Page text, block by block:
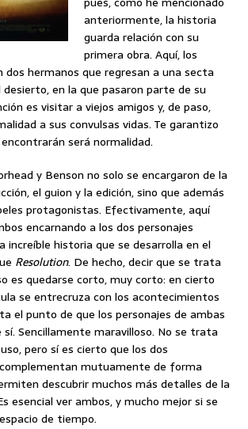
anteriormente, la historia
guarda relación con su
primera obra. Aquí, los
hermanos que regresan a una secta
desierto, en la que pasaron parte de su
es visitar a viejos amigos y, de paso,
a sus convulsas vidas. Te garantizo
será normalidad.
y Benson no solo se encargaron de la
el guion y la edición, sino que además
protagonistas. Efectivamente, aquí
encarnando a los dos personajes
increíble historia que se desarrolla en el
Resolution. De hecho, decir que se trata
es quedarse corto, muy corto: en cierto
se entrecruza con los acontecimientos
el punto de que los personajes de ambas
Sencillamente maravilloso. No se trata
pero sí es cierto que los dos
mutuamente de forma
descubrir muchos más detalles de la
esencial ver ambos, y mucho mejor si se
de tiempo.